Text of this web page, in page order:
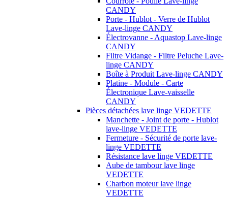
CANDY
Porte - Hublot - Verre de Hublot
Lave-linge CANDY
Électrovanne - Aquastop Lave-linge
CANDY
Filtre Vidange - Filtre Peluche Lave-
linge CANDY
Boîte à Produit Lave-linge CANDY
Platine - Module - Carte
Électronique Lave-vaisselle
CANDY
Pièces détachées lave linge VEDETTE
Manchette - Joint de porte - Hublot
lave-linge VEDETTE
Fermeture - Sécurité de porte lave-
linge VEDETTE
Résistance lave linge VEDETTE
Aube de tambour lave linge
VEDETTE
Charbon moteur lave linge
VEDETTE